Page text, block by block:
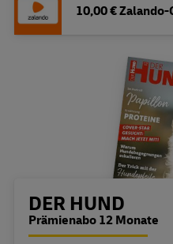
10,00 €
DER HUND
Prämienabo 12 Monate